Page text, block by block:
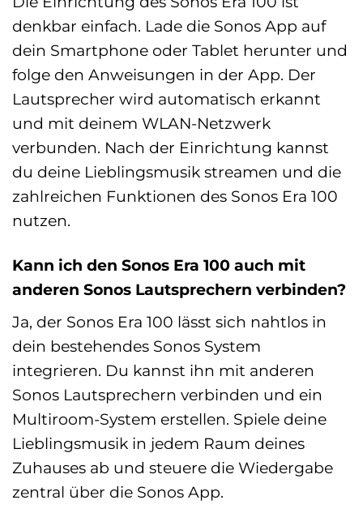
denkbar einfach. Lade die Sonos App auf
dein Smartphone oder Tablet herunter und
folge den Anweisungen in der App. Der
Lautsprecher wird automatisch erkannt
und mit deinem WLAN-Netzwerk
verbunden. Nach der Einrichtung kannst
du deine Lieblingsmusik streamen und die
zahlreichen Funktionen des Sonos Era 100
nutzen.
Kann ich den Sonos Era 100 auch mit
anderen Sonos Lautsprechern verbinden?
Ja, der Sonos Era 100 lässt sich nahtlos in
dein bestehendes Sonos System
integrieren. Du kannst ihn mit anderen
Sonos Lautsprechern verbinden und ein
Multiroom-System erstellen. Spiele deine
Lieblingsmusik in jedem Raum deines
Zuhauses ab und steuere die Wiedergabe
zentral über die Sonos App.